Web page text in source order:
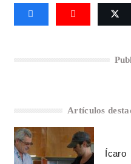
Artículos
Ícaro